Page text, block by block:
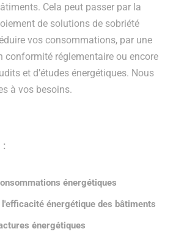
Cela peut passer par la
de solutions de sobriété
vos consommations, par une
conformité réglementaire ou encore
et d’études énergétiques. Nous
à vos besoins.
:
énergétiques
énergétique des bâtiments
énergétiques